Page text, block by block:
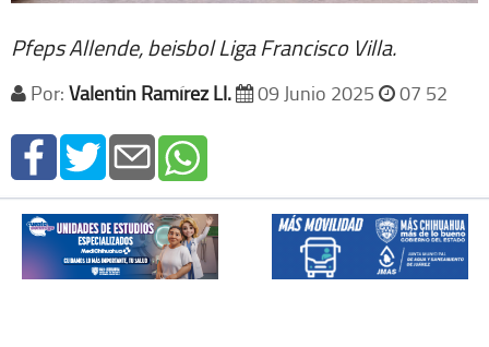
Pfeps Allende, beisbol Liga Francisco Villa.
Por: Valentin Ramírez Ll. 09 Junio 2025 07 52